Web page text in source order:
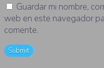
Guardar mi nombre,
web en este navegador
comente.